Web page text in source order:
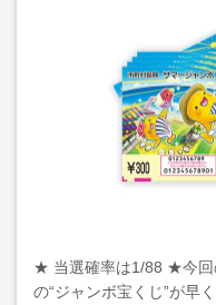
★ 当選確率は1/88 ★今回
の“ジャンボ宝くじ”が早